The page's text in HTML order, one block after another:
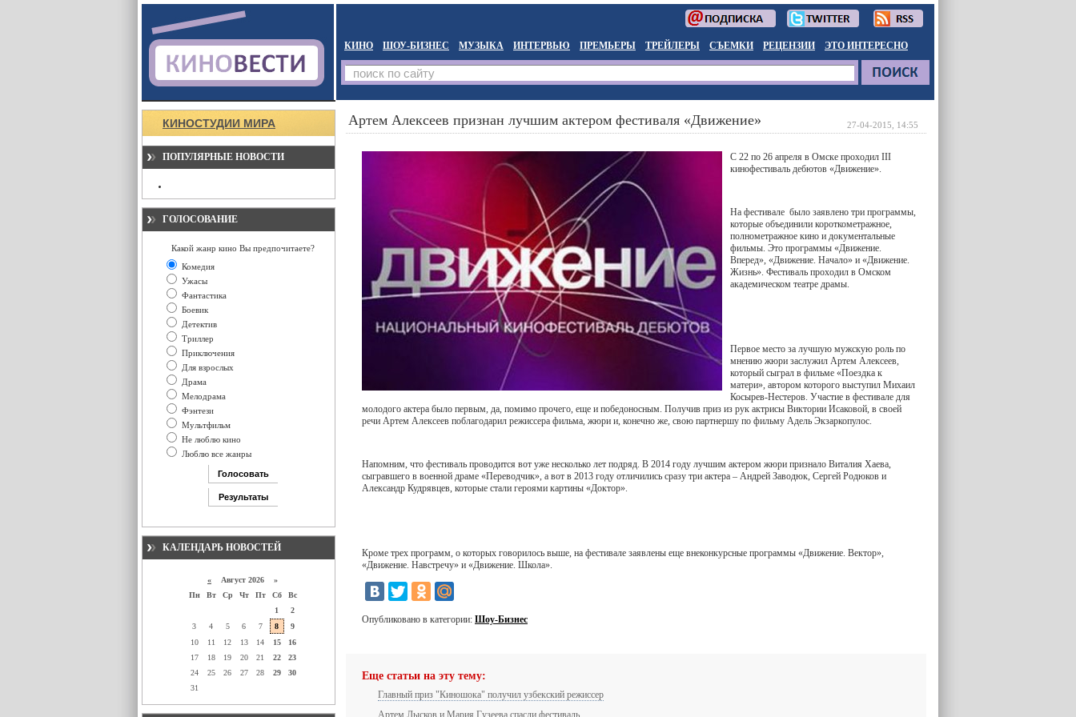
КИНО ШОУ-БИЗНЕС МУЗЫКА ИНТЕРВЬЮ ПРЕМЬЕРЫ ТРЕЙЛЕРЫ СЪЕМКИ РЕЦЕНЗИИ ЭТО ИНТЕРЕСНО
КИНОСТУДИИ МИРА
ПОПУЛЯРНЫЕ НОВОСТИ
ГОЛОСОВАНИЕ
Какой жанр кино Вы предпочитаете?
Комедия
Ужасы
Фантастика
Боевик
Детектив
Триллер
Приключения
Для взрослых
Драма
Мелодрама
Фэнтези
Мультфильм
Не люблю кино
Люблю все жанры
КАЛЕНДАРЬ НОВОСТЕЙ
« Август 2026 »
Пн
Вт Ср Чт Пт Сб
Вс
1
2
3
4 5 6 7 8
9
10
11 12 13 14 15
16
17
18 19 20 21 22
23
24
25 26 27 28 29
30
31
Артем Алексеев признан лучшим актером фестиваля «Движение»
С 22 по 26 апреля в Омске проходил III
кинофестиваль дебютов «Движение».
На фестивале было заявлено три программы,
которые объединили короткометражное,
полнометражное кино и документальные
фильмы. Это программы «Движение.
Вперед», «Движение. Начало» и «Движение.
Жизнь». Фестиваль проходил в Омском
академическом театре драмы.
Первое место за лучшую мужскую роль по
мнению жюри заслужил Артем Алексеев,
который сыграл в фильме «Поездка к
матери», автором которого выступил Михаил
Косырев-Нестеров. Участие в фестивале для
молодого актера было первым, да, помимо прочего, еще и победоносным. Получив приз из рук актрисы Виктории Исаковой, в своей
речи Артем Алексеев поблагодарил режиссера фильма, жюри и, конечно же, свою партнершу по фильму Адель Экзаркопулос.
Напомним, что фестиваль проводится вот уже несколько лет подряд. В 2014 году лучшим актером жюри признало Виталия Хаева,
сыгравшего в военной драме «Переводчик», а вот в 2013 году отличились сразу три актера – Андрей Заводюк, Сергей Родюков и
Александр Кудрявцев, которые стали героями картины «Доктор».
Кроме трех программ, о которых говорилось выше, на фестивале заявлены еще внеконкурсные программы «Движение. Вектор»,
«Движение. Навстречу» и «Движение. Школа».
Опубликовано в категории: Шоу-Бизнес
Еще статьи на эту тему:
Главный приз "Киношока" получил узбекский режиссер
Артем Лысков и Мария Гузеева спасли фестиваль
27-04-2015, 14:55